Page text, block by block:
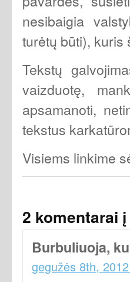
nesibaigia
turėtų būti),
Tekstų
vaizduotę,
apsamanoti,
tekstus
Visiems linkime
2 komentarai
Burbuliuoja,
gegužės 8th,